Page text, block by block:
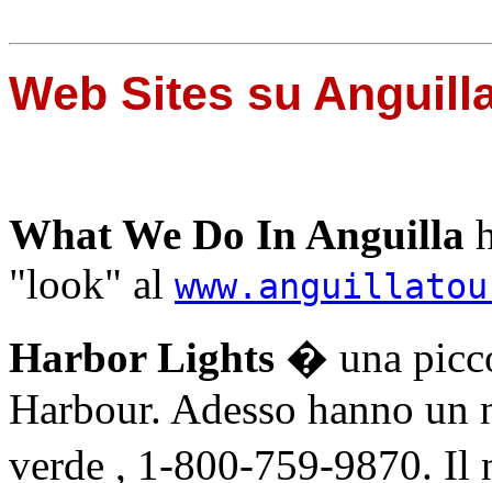
Web Sites su
What We Do In Anguilla
"look" al
Harbor Lights � una
Harbour. Adesso hanno
verde , 1-800-759-9870.